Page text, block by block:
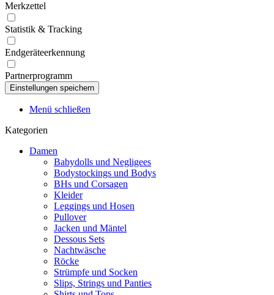
Merkzettel
Statistik & Tracking
Endgeräteerkennung
Partnerprogramm
Menü schließen
Kategorien
Damen
Babydolls und Negligees
Bodystockings und Bodys
BHs und Corsagen
Kleider
Leggings und Hosen
Pullover
Jacken und Mäntel
Dessous Sets
Nachtwäsche
Röcke
Strümpfe und Socken
Slips, Strings und Panties